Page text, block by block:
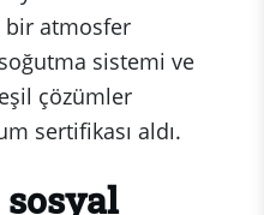
bir atmosfer
sistemi ve
çözümler
sertifikası aldı.